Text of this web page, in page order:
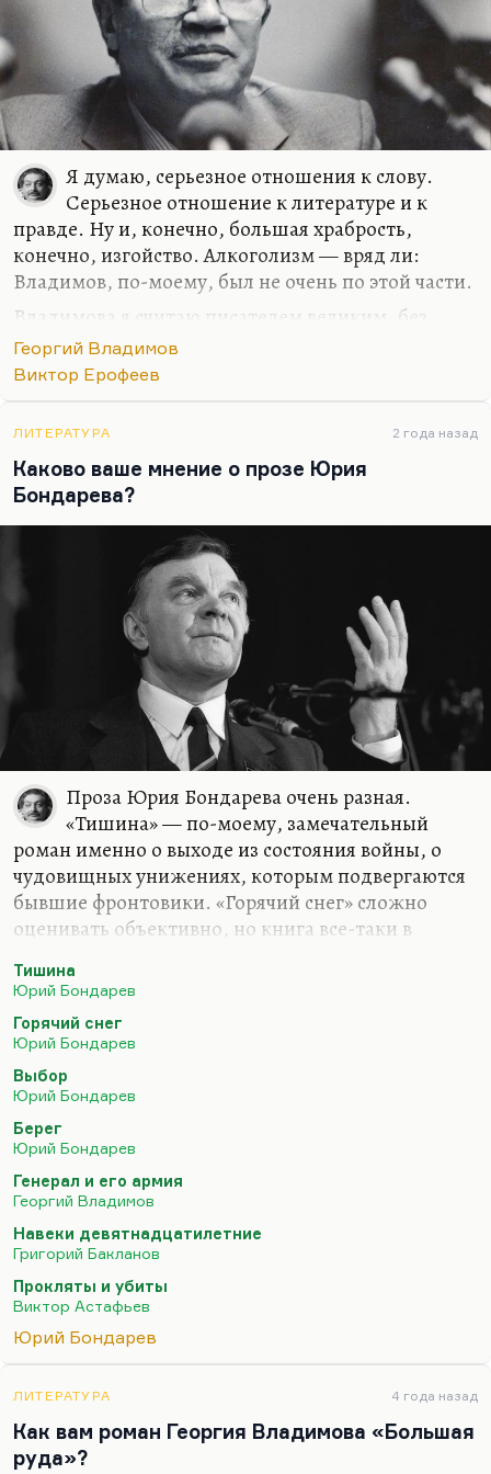
скандальностью. Началось еще с первого
присуждения, о котором мы говорили, когда из
всех очевидных кандидатов — Петрушевской,
Горенштейна — получила премию самая
забытая…
Я думаю, серьезное отношения к слову.
Серьезное отношение к литературе и к
правде. Ну и, конечно, большая храбрость,
конечно, изгойство. Алкоголизм — вряд ли:
Владимов, по-моему, был не очень по этой части.
Владимова я считаю писателем великим, без
дураков. Я думаю, что мое отношение к нему
вполне разделял только Лев Аннинский, с
смерти созванивался, когда о Владимове писал.
Он поразил меня абсолютной точностью памяти и
точностью цитат и фактов. Он был человек,
который для своих 85-ти досуществовал с
абсолютным профессионализмом и полным
владением всеми своими способностями. Он
гениально Владимова знал и понимал.
Конечно, то, что…
Георгий Владимов
Виктор Ерофеев
ЛИТЕРАТУРА 2 года назад
Каково ваше мнение о прозе Юрия
Бондарева?
Проза Юрия Бондарева очень разная.
«Тишина» — по-моему, замечательный
роман именно о выходе из состояния войны, о
чудовищных унижениях, которым подвергаются
бывшие фронтовики. «Горячий снег» сложно
оценивать объективно, но книга все-таки в
«Выбор» мне представляется очень интересным
романом, более интересным, чем «Берег», хотя в
«Береге» впервые поднят вопрос о милосердии к
немцам, там образ лейтенанта Княжко
представляется мне довольно плоским,
плакатным, как и образ страшноватого майора
Гранатурова. Вот Никитин, главный герой, там
интересный, и Эмма интересная. Но лучший его
роман, как мне представляется, все-таки выбор.
И не потому, что там…
Тишина
Юрий Бондарев
Горячий снег
Юрий Бондарев
Выбор
Юрий Бондарев
Берег
Юрий Бондарев
Генерал и его армия
Георгий Владимов
Навеки девятнадцатилетние
Григорий Бакланов
Прокляты и убиты
Виктор Астафьев
Юрий Бондарев
ЛИТЕРАТУРА 4 года назад
Как вам роман Георгия Владимова «Большая
руда»?